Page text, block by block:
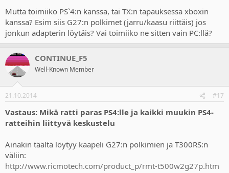
Mutta toimiiko PS`4:n kanssa, tai TX:n tapauksessa xboxin
kanssa? Esim siis G27:n polkimet (jarru/kaasu riittäis) jos
jonkun adapterin löytäis? Vai toimiiko ne sitten vain PC:llä?
CONTINUE_F5
Well-Known Member
21.10.2014 #17
Vastaus: Mikä ratti paras PS4:lle ja kaikki muukin PS4-
ratteihin liittyvä keskustelu
Ainakin täältä löytyy kaapeli G27:n polkimien ja T300RS:n
väliin:
http://www.ricmotech.com/product_p/rmt-t500w2g27p.htm